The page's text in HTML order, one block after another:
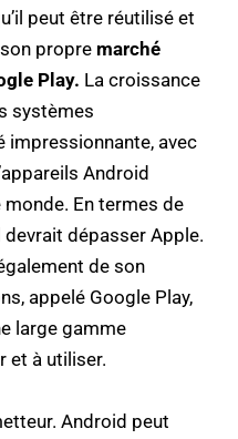
peut être réutilisé et
propre marché
Play. La croissance
systèmes
impressionnante, avec
Android
En termes de
dépasser Apple.
de son
appelé Google Play,
large gamme
et à utiliser.
Android peut